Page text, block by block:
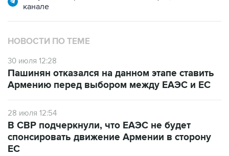
канале
НОВОСТИ ПО ТЕМЕ
30 июля 12:28
Пашинян отказался на данном этапе ставить
Армению перед выбором между ЕАЭС и ЕС
28 июля 12:54
В СВР подчеркнули, что ЕАЭС не будет
спонсировать движение Армении в сторону
ЕС